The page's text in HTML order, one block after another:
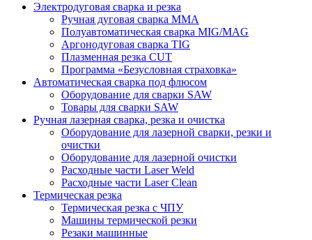
Электродуговая сварка и резка
Ручная дуговая сварка MMA
Полуавтоматическая сварка MIG/MAG
Аргонодуговая сварка TIG
Плазменная резка CUT
Программа «Безусловная страховка»
Автоматическая сварка под флюсом
Оборудование для сварки SAW
Товары для сварки SAW
Ручная лазерная сварка, резка и очистка
Оборудование для лазерной сварки, резки и
очистки
Оборудование для лазерной очистки
Расходные части Laser Weld
Расходные части Laser Clean
Термическая резка
Термическая резка с ЧПУ
Машины термической резки
Резаки машинные